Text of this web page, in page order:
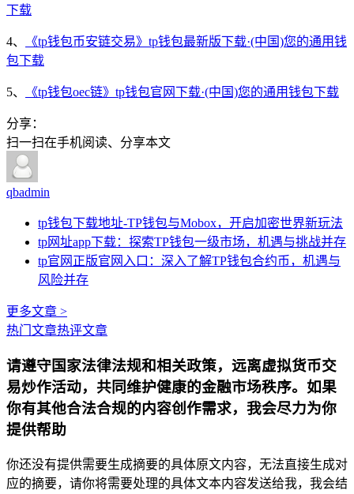
下载
4、
《tp钱包币安链交易》tp钱包最新版下载·(中国)您的通用钱
包下载
5、 《tp钱包oec链》tp钱包官网下载·(中国)您的通用钱包下载
分享：
扫一扫在手机阅读、分享本文
qbadmin
tp钱包下载地址-TP钱包与Mobox，开启加密世界新玩法
tp网址app下载：探索TP钱包一级市场，机遇与挑战并存
tp官网正版官网入口：深入了解TP钱包合约币，机遇与
风险并存
更多文章 >
热门文章热评文章
请遵守国家法律法规和相关政策，远离虚拟货币交
易炒作活动，共同维护健康的金融市场秩序。如果
你有其他合法合规的内容创作需求，我会尽力为你
提供帮助
你还没有提供需要生成摘要的具体原文内容，无法直接生成对
应的摘要，请你将需要处理的具体文本内容发送给我，我会结